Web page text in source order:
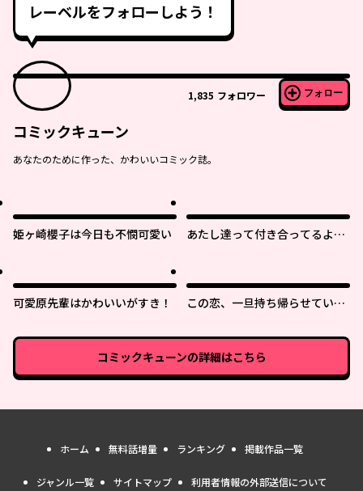
レーベルをフォローしよう！
1,835 フォロワー フォロー
コミックキューン
あなたのために作った、かわいいコミック誌。
姫ヶ崎櫻子は今日も不憫可愛い
あたし達って付き合ってるよ
可愛原先輩はかわいいがすき！
この恋、一旦持ち帰らせていた
コミックキューンの詳細はこちら
ホーム 無料話増量 ランキング 掲載作品一覧
ジャンル一覧 サイトマップ 利用者情報の外部送信について